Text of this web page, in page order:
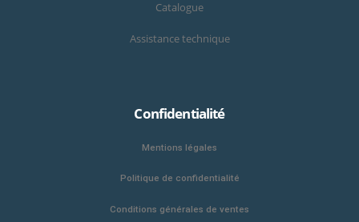
Catalogue
Assistance technique
Confidentialité
Mentions légales
Politique de confidentialité
Conditions générales de ventes